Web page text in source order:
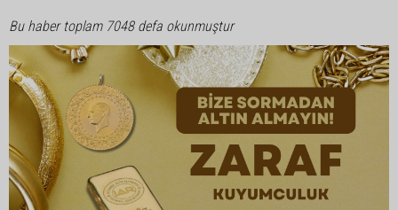
Bu haber toplam 7048 defa okunmuştur